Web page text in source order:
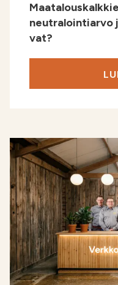
neutralointiarvo
vat?